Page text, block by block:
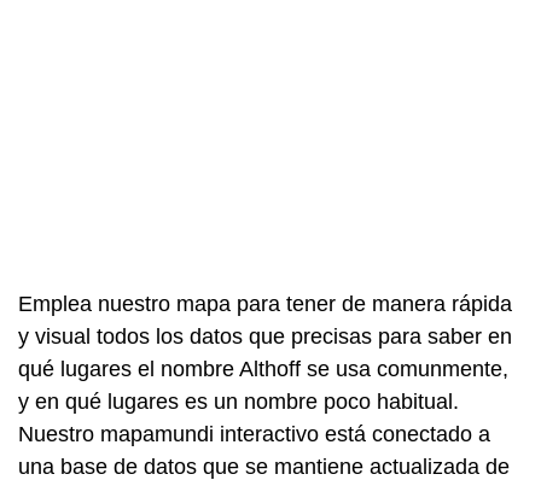
Emplea nuestro mapa para tener de manera rápida
y visual todos los datos que precisas para saber en
qué lugares el nombre Althoff se usa comunmente,
y en qué lugares es un nombre poco habitual.
Nuestro mapamundi interactivo está conectado a
una base de datos que se mantiene actualizada de